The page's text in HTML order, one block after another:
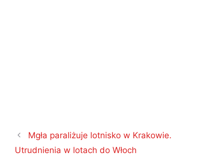
Nawigacja
wpisu
Mgła paraliżuje lotnisko w Krakowie.
Utrudnienia w lotach do Włoch